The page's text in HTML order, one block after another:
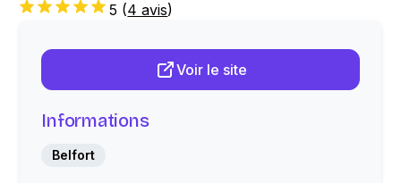
5 (4 avis)
Voir le site
Informations
Belfort